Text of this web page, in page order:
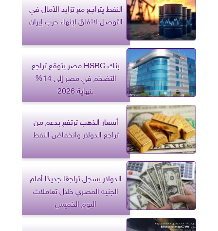
النفط يتراجع مع تزايد الآمال في
التوصل لاتفاق لإنهاء حرب إيران
بنك HSBC مصر يتوقع تراجع
التضخم في مصر إلى 14%
بنهاية 2026
أسعار الذهب ترتفع بدعم من
تراجع الدولار وانخفاض النفط
الدولار يسجل تراجعًا جديدًا أمام
الجنيه المصري خلال تعاملات
اليوم الخميس